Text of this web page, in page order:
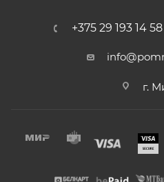
+375 29 193 14 58
г.